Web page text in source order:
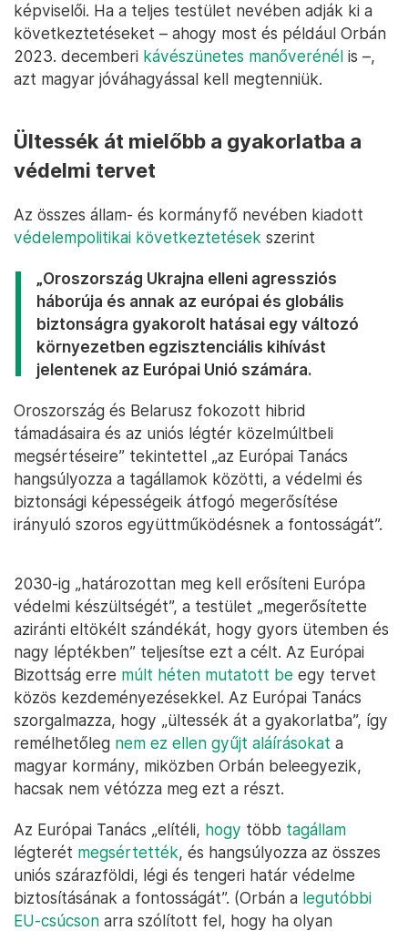
képviselői. Ha a teljes testület nevében adják ki a
következtetéseket – ahogy most és például Orbán
2023. decemberi kávészünetes manőverénél is –,
azt magyar jóváhagyással kell megtenniük.
Ültessék át mielőbb a gyakorlatba a
védelmi tervet
Az összes állam- és kormányfő nevében kiadott
védelempolitikai következtetések szerint
„Oroszország Ukrajna elleni agressziós
háborúja és annak az európai és globális
biztonságra gyakorolt hatásai egy változó
környezetben egzisztenciális kihívást
jelentenek az Európai Unió számára.
Oroszország és Belarusz fokozott hibrid
támadásaira és az uniós légtér közelmúltbeli
megsértéseire” tekintettel „az Európai Tanács
hangsúlyozza a tagállamok közötti, a védelmi és
biztonsági képességeik átfogó megerősítése
irányuló szoros együttműködésnek a fontosságát”.
2030-ig „határozottan meg kell erősíteni Európa
védelmi készültségét”, a testület „megerősítette
aziránti eltökélt szándékát, hogy gyors ütemben és
nagy léptékben” teljesítse ezt a célt. Az Európai
Bizottság erre múlt héten mutatott be egy tervet
közös kezdeményezésekkel. Az Európai Tanács
szorgalmazza, hogy „ültessék át a gyakorlatba”, így
remélhetőleg nem ez ellen gyűjt aláírásokat a
magyar kormány, miközben Orbán beleegyezik,
hacsak nem vétózza meg ezt a részt.
Az Európai Tanács „elítéli, hogy több tagállam
légterét megsértették, és hangsúlyozza az összes
uniós szárazföldi, légi és tengeri határ védelme
biztosításának a fontosságát”. (Orbán a legutóbbi
EU-csúcson arra szólított fel, hogy ha olyan